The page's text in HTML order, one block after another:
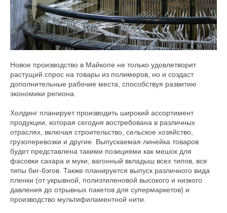
Новое производство в Майкопе не только удовлетворит
растущий спрос на товары из полимеров, но и создаст
дополнительные рабочие места, способствуя развитию
экономики региона.
Холдинг планирует производить широкий ассортимент
продукции, которая сегодня востребована в различных
отраслях, включая строительство, сельское хозяйство,
грузоперевозки и другие. Выпускаемая линейка товаров
будет представлена такими позициями как мешок для
фасовки сахара и муки, вагонный вкладыш всех типов, все
типы биг-бэгов. Также планируется выпуск различного вида
пленки (от укрывной, полиэтиленовой высокого и низкого
давления до отрывных пакетов для супермаркетов) и
производство мультифиламентной нити.